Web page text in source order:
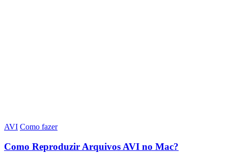
AVI Como fazer
Como Reproduzir Arquivos AVI no Mac?